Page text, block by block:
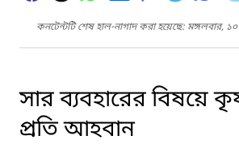
কনটেন্টটি শেষ হাল-নাগাদ করা হয়েছে: মঙ্গলবার,
সার ব্যবহারের বিষয়ে
প্রতি আহবান